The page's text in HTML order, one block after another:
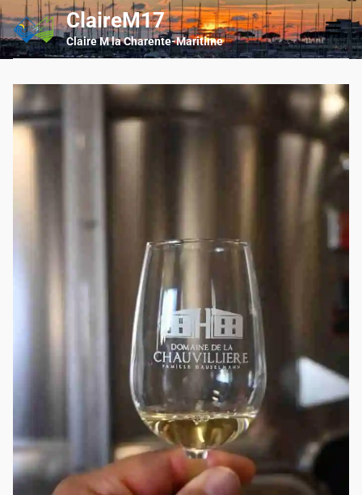
Skip
to
content
ClaireM17
Claire M la Charente-Maritime
Main
Menu